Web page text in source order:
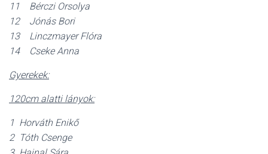
11 Bérczi Orsolya
12 Jónás Bori
13 Linczmayer Flóra
14 Cseke Anna
Gyerekek:
120cm alatti lányok:
1 Horváth Enikő
2 Tóth Csenge